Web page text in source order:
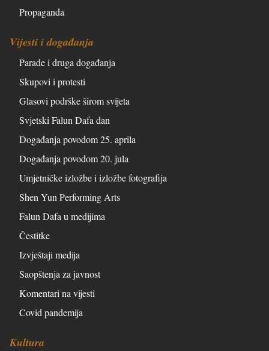
Propaganda
Vijesti i događanja
Parade i druga događanja
Skupovi i protesti
Glasovi podrške širom svijeta
Svjetski Falun Dafa dan
Događanja povodom 25. aprila
Događanja povodom 20. jula
Umjetničke izložbe i izložbe fotografija
Shen Yun Performing Arts
Falun Dafa u medijima
Čestitke
Izvještaji medija
Saopštenja za javnost
Komentari na vijesti
Covid pandemija
Kultura